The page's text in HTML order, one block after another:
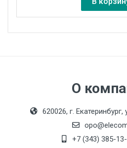
О
620026, г.
+7 (343) 385-